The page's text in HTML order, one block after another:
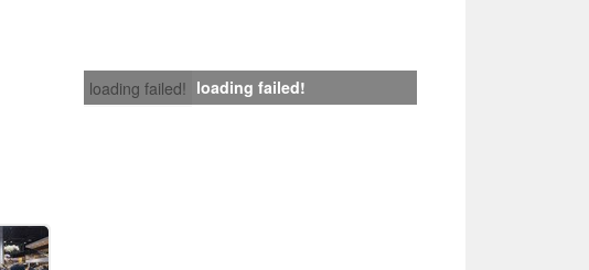
loading failed! loading failed!